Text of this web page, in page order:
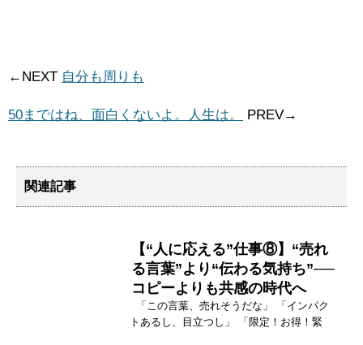
←NEXT 自分も周りも
50まではね、面白くないよ。人生は。 PREV→
関連記事
【“人に応える”仕事⑧】“売れ
る言葉”より“伝わる気持ち”──
コピーよりも共感の時代へ
「この言葉、売れそうだな」 「インパク
トあるし、目立つし」 「限定！お得！緊